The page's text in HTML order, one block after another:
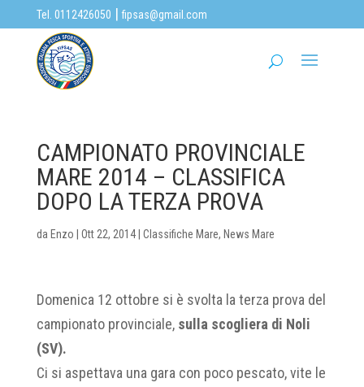
Tel. 0112426050 | fipsas@gmail.com
CAMPIONATO PROVINCIALE
MARE 2014 – CLASSIFICA
DOPO LA TERZA PROVA
da Enzo Ott 22, 2014| Classifiche Mare, News Mare
Domenica 12 ottobre si è svolta la terza prova del
campionato provinciale, sulla scogliera di Noli
(SV).
Ci si aspettava una gara con poco pescato, vite le